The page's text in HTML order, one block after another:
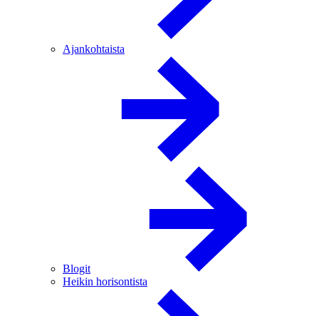
Ajankohtaista
Blogit
Heikin horisontista